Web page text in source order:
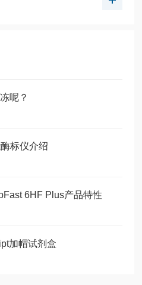
呢？
标仪介绍
6HF Plus产品特性
加帽试剂盒